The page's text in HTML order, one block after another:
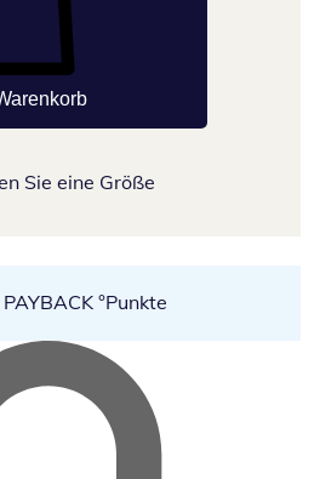
Sie eine Größe
PAYBACK °Punkte